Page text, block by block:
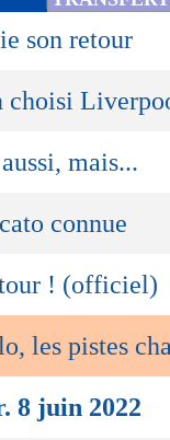
son retour
choisi
mais...
connue
! (officiel)
les pistes
8 juin 2022